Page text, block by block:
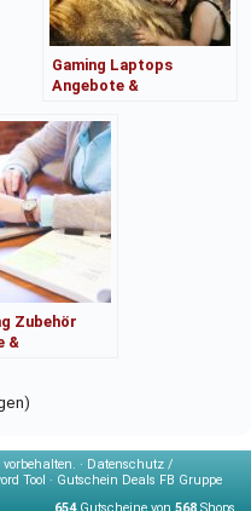
Gaming Laptops
Angebote &
Zubehör
&
vorbehalten. · Datenschutz /
Tool · Gutschein Deals FB Gruppe
654Gutscheine von 568 Shops.